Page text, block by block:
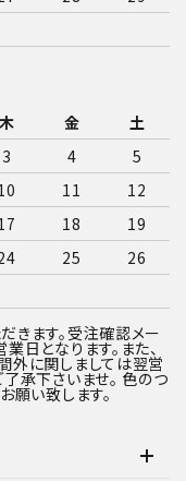
木 金
土
3 4
5
11
12
18
19
25
26
きます。受注確認メー
日となります。また、
外に関しましては翌営
承下さいませ。 色のつ
願い致します。